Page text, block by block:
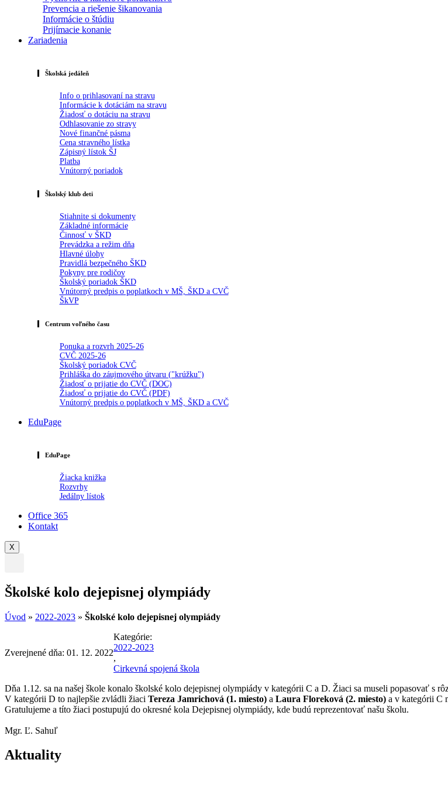
Prevencia a riešenie šikanovania
Informácie o štúdiu
Prijímacie konanie
Zariadenia
Školská jedáleň
Info o prihlasovaní na stravu
Informácie k dotáciám na stravu
Žiadosť o dotáciu na stravu
Odhlasovanie zo stravy
Nové finančné pásma
Cena stravného lístka
Zápisný lístok ŠJ
Platba
Vnútorný poriadok
Školský klub deti
Stiahnite si dokumenty
Základné informácie
Činnosť v ŠKD
Prevádzka a režim dňa
Hlavné úlohy
Pravidlá bezpečného ŠKD
Pokyny pre rodičov
Školský poriadok ŠKD
Vnútorný predpis o poplatkoch v MŠ, ŠKD a CVČ
ŠkVP
Centrum voľného času
Ponuka a rozvrh 2025-26
CVČ 2025-26
Školský poriadok CVČ
Prihláška do záujmového útvaru ("krúžku")
Žiadosť o prijatie do CVČ (DOC)
Žiadosť o prijatie do CVČ (PDF)
Vnútorný predpis o poplatkoch v MŠ, ŠKD a CVČ
EduPage
EduPage
Žiacka knižka
Rozvrhy
Jedálny lístok
Office 365
Kontakt
X
Školské kolo dejepisnej olympiády
Úvod » 2022-2023 » Školské kolo dejepisnej olympiády
Zverejnené dňa: 01. 12. 2022
Kategórie:
2022-2023
,
Cirkevná spojená škola
Dňa 1.12. sa na našej škole konalo školské kolo dejepisnej olympiády v kategórii C a D. Žiaci sa museli popasovať s
V kategórii D to najlepšie zvládli žiaci Tereza Jamrichová (1. miesto) a Laura Floreková (2. miesto) a v kategórii C
Gratulujeme a títo žiaci postupujú do okresné kola Dejepisnej olympiády, kde budú reprezentovať našu školu.
Mgr. Ľ. Sahuľ
Aktuality